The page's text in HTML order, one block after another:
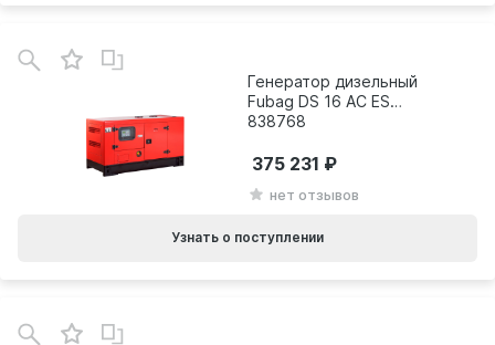
Генератор дизельный
Fubag DS 16 AC ES
838768
нет отзывов
375 231
Узнать о поступлении